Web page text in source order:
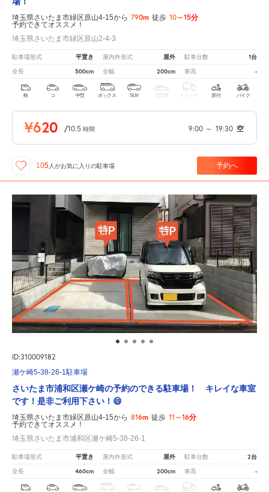
埼玉県さいたま市緑区原山4-15から 790m 徒歩 10～15分
予約できてオススメ！
埼玉県さいたま市緑区原山2-4-3
駐車場形式 平置き 屋内外形式 屋外 駐車台数 1台
全長 500cm 全幅 200cm 車高 -
軽 コ 中型 ボックス SUV 大型車 トラック 原付 バイク
¥620 /10.5 時間 9:00 ～ 19:30 空
105 人がお気に入りの駐車場 予約へ
ID:310009182
瀬ケ崎5-38-26-1駐車場
さいたま市浦和区瀬ケ崎の予約のできる駐車場！ キレイな車室
です！是非ご利用下さい！😄
埼玉県さいたま市緑区原山4-15から 816m 徒歩 11～16分
予約できてオススメ！
埼玉県さいたま市浦和区瀬ケ崎5-38-26-1
駐車場形式 平置き 屋内外形式 屋外 駐車台数 2台
全長 460cm 全幅 200cm 車高 -